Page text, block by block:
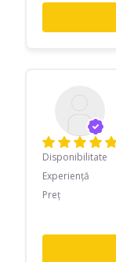
Disponibilitate
Experiență
Preț